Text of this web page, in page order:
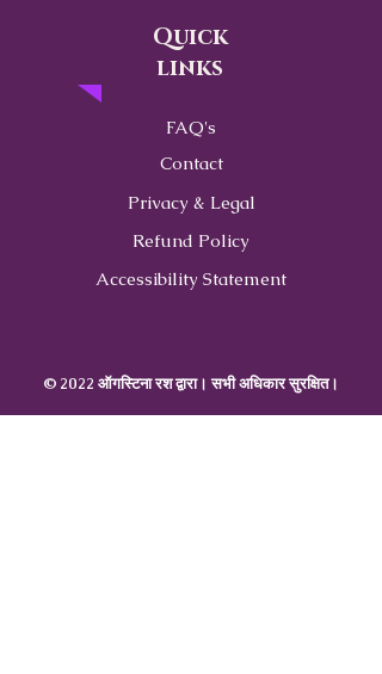
Quick
links
FAQ's
Contact
Privacy & Legal
Refund Policy
Accessibility Statement
© 2022 ऑगस्टिना रश द्वारा। सभी अधिकार सुरक्षित।